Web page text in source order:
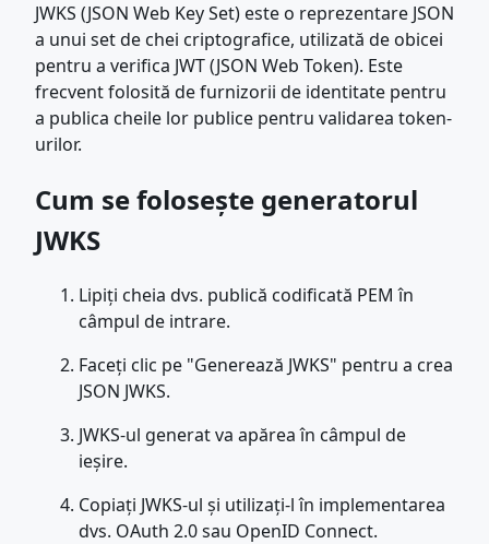
JWKS (JSON Web Key Set) este o reprezentare JSON
a unui set de chei criptografice, utilizată de obicei
pentru a verifica JWT (JSON Web Token). Este
frecvent folosită de furnizorii de identitate pentru
a publica cheile lor publice pentru validarea token-
urilor.
Cum se folosește generatorul
JWKS
Lipiți cheia dvs. publică codificată PEM în
câmpul de intrare.
Faceți clic pe "Generează JWKS" pentru a crea
JSON JWKS.
JWKS-ul generat va apărea în câmpul de
ieșire.
Copiați JWKS-ul și utilizați-l în implementarea
dvs. OAuth 2.0 sau OpenID Connect.